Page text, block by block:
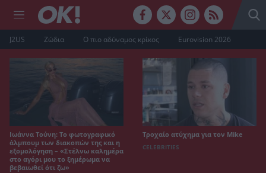
J2US Ζώδια Ο πιο αδύναμος κρίκος Eurovision 2026
Ιωάννα Τούνη: Το φωτογραφικό
άλμπουμ των διακοπών της και η
εξομολόγηση – «Στέλνω καλημέρα
στο αγόρι μου το ξημέρωμα να
βεβαιωθεί ότι ζω»
Τροχαίο ατύχημα για τον Mike
CELEBRITIES